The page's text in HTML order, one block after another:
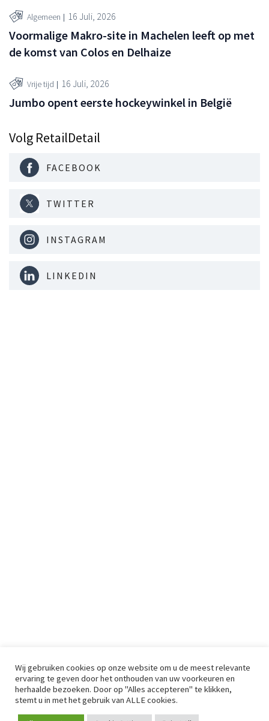
Algemeen 16 Juli, 2026
Voormalige Makro-site in Machelen leeft op met
de komst van Colos en Delhaize
Vrije tijd 16 Juli, 2026
Jumbo opent eerste hockeywinkel in België
Volg RetailDetail
FACEBOOK
TWITTER
INSTAGRAM
LINKEDIN
Wij gebruiken cookies op onze website om u de meest relevante
ervaring te geven door het onthouden van uw voorkeuren en
herhaalde bezoeken. Door op "Alles accepteren" te klikken,
stemt u in met het gebruik van ALLE cookies.